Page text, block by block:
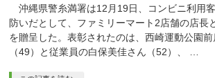
沖縄県警糸満署は12月19日、コンビニ利用
防いだとして、ファミリーマート2店舗の店長
を贈呈した。表彰されたのは、西崎運動公園
（49）と従業員の白保美佳さん（52）、 …